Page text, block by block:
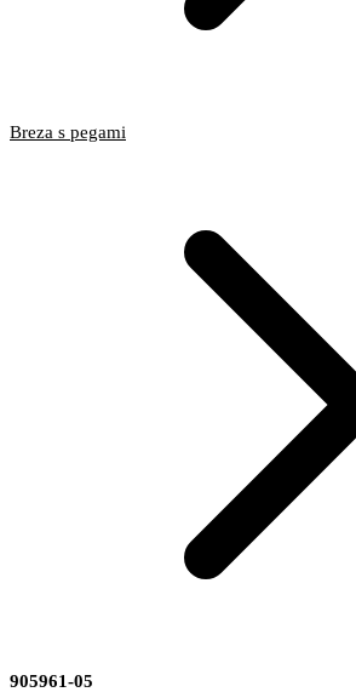
Breza s pegami
905961-05